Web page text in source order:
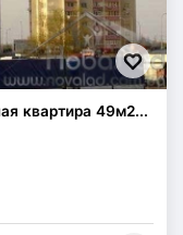
квартира 49м2...